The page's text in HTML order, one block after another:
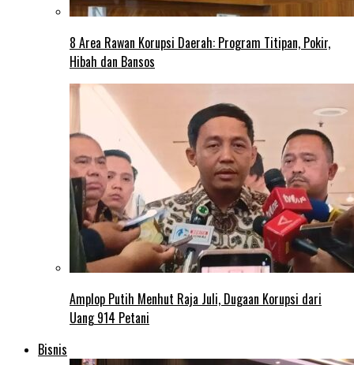
8 Area Rawan Korupsi Daerah: Program Titipan, Pokir,
Hibah dan Bansos
Amplop Putih Menhut Raja Juli, Dugaan Korupsi dari
Uang 914 Petani
Bisnis